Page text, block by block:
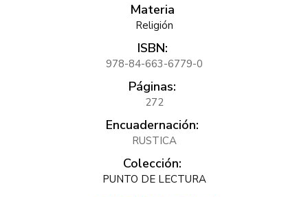
Materia
Religión
ISBN:
978-84-663-6779-0
Páginas:
272
Encuadernación:
RUSTICA
Colección:
PUNTO DE LECTURA